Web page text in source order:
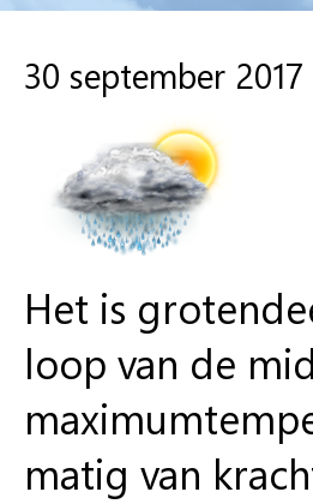
30 september
Het is
loop van de
matig van